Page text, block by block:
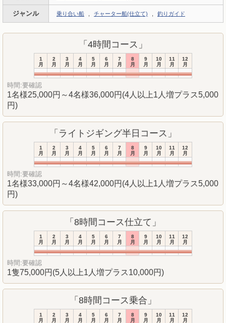
ジャンル 乗り合い船 チャーター船(仕立て) 釣りガイド
「4時間コース」
1
月
2
月
3
月
4
月
5
月
6
月
7
月
8
月
9
月
10
月
11
月
12
月
時間:要確認
1名様25,000円～4名様36,000円(4人以上1人増プラス5,000
円)
「ライトジギング半日コース」
1
月
2
月
3
月
4
月
5
月
6
月
7
月
8
月
9
月
10
月
11
月
12
月
時間:要確認
1名様33,000円～4名様42,000円(4人以上1人増プラス5,000
円)
「8時間コース仕立て」
1
月
2
月
3
月
4
月
5
月
6
月
7
月
8
月
9
月
10
月
11
月
12
月
時間:要確認
1隻75,000円(5人以上1人増プラス10,000円)
「8時間コース乗合」
1
月
2
月
3
月
4
月
5
月
6
月
7
月
8
月
9
月
10
月
11
月
12
月